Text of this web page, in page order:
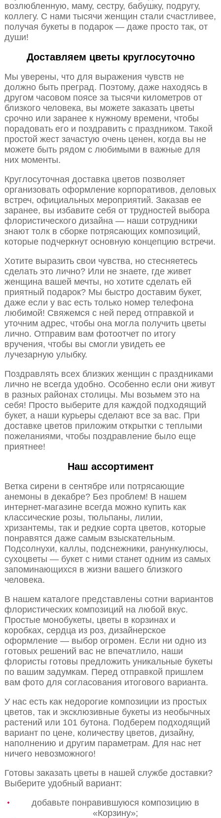
возлюбленную, маму, сестру, бабушку, подругу,
коллегу. С нами тысячи женщин стали счастливее,
получая букеты в подарок — даже просто так, от
души!
Доставляем цветы круглосуточно
Мы уверены, что для выражения чувств не
должно быть преград. Поэтому, даже находясь в
другом часовом поясе за тысячи километров от
близкого человека, вы можете заказать цветы
срочно или заранее к нужному времени, чтобы
порадовать его и поздравить с праздником. Такой
простой жест зачастую очень ценен, когда вы не
можете быть рядом с любимыми в важные для
них моменты.
Круглосуточная доставка цветов позволяет
организовать оформление корпоративов, деловых
встреч, официальных мероприятий. Заказав ее
заранее, вы избавите себя от трудностей выбора
флористического дизайна — наши сотрудники
знают толк в сборке потрясающих композиций,
которые подчеркнут основную концепцию встречи.
Хотите выразить свои чувства, но стесняетесь
сделать это лично? Или не знаете, где живет
женщина вашей мечты, но хотите сделать ей
приятный подарок? Мы быстро доставим букет,
даже если у вас есть только номер телефона
любимой! Свяжемся с ней перед отправкой и
уточним адрес, чтобы она могла получить цветы
лично. Отправим вам фотоотчет по итогу
вручения, чтобы вы смогли увидеть ее
лучезарную улыбку.
Поздравлять всех близких женщин с праздниками
лично не всегда удобно. Особенно если они живут
в разных районах столицы. Мы возьмем это на
себя! Просто выберите для каждой подходящий
букет, а наши курьеры сделают все за вас. При
доставке цветов приложим открытки с теплыми
пожеланиями, чтобы поздравление было еще
приятнее!
Наш ассортимент
Ветка сирени в сентябре или потрясающие
анемоны в декабре? Без проблем! В нашем
интернет-магазине всегда можно купить как
классические розы, тюльпаны, лилии,
хризантемы, так и редкие сорта цветов, которые
понравятся даже самым взыскательным.
Подсолнухи, каллы, подснежники, ранункулюсы,
сухоцветы — букет с ними станет одним из самых
запоминающихся в жизни вашего близкого
человека.
В нашем каталоге представлены сотни вариантов
флористических композиций на любой вкус.
Простые монобукеты, цветы в корзинах и
коробках, сердца из роз, дизайнерское
оформление — выбор огромен. Если ни одно из
готовых решений вас не впечатлило, наши
флористы готовы предложить уникальные букеты
по вашим задумкам. Перед отправкой пришлем
вам фото для согласования итогового варианта.
У нас есть как недорогие композиции из простых
цветов, так и эксклюзивные букеты из необычных
растений или 101 бутона. Подберем подходящий
вариант по цене, количеству цветов, дизайну,
наполнению и другим параметрам. Для нас нет
ничего невозможного!
Готовы заказать цветы в нашей службе доставки?
Выберите удобный вариант:
добавьте понравившуюся композицию в
«Корзину»;